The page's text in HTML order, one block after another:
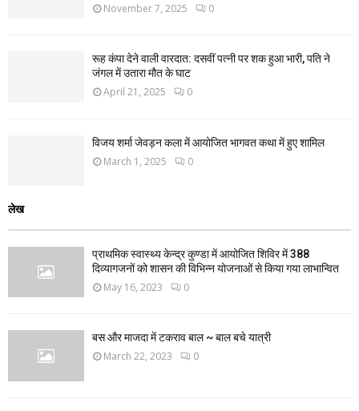
November 7, 2025 0
रूह कंपा देने वाली वारदात: दसवीं पत्नी पर शक हुआ भारी, पति ने
जंगल में उतारा मौत के घाट
April 21, 2025 0
विजय शर्मा जेवड़न कला में आयोजित भागवत कथा में हुए शामिल
March 1, 2025 0
लेख
प्राथमिक स्वास्थ्य केन्द्र कुण्डा में आयोजित शिविर में 388
दिव्यागजनों को शासन की विभिन्न योजनाओं से किया गया लाभान्वित
May 16, 2023 0
बस और माजदा में टकराव बाल ~ बाल बचे यात्री
March 22, 2023 0